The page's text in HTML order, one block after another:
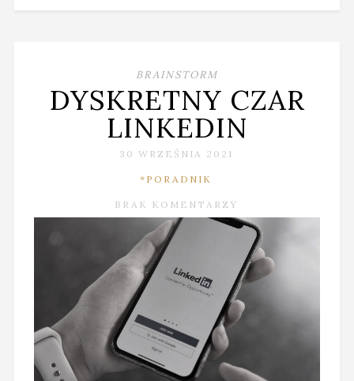
BRAINSTORM
DYSKRETNY CZAR
LINKEDIN
30 WRZEŚNIA 2021
*PORADNIK
BRAK KOMENTARZY